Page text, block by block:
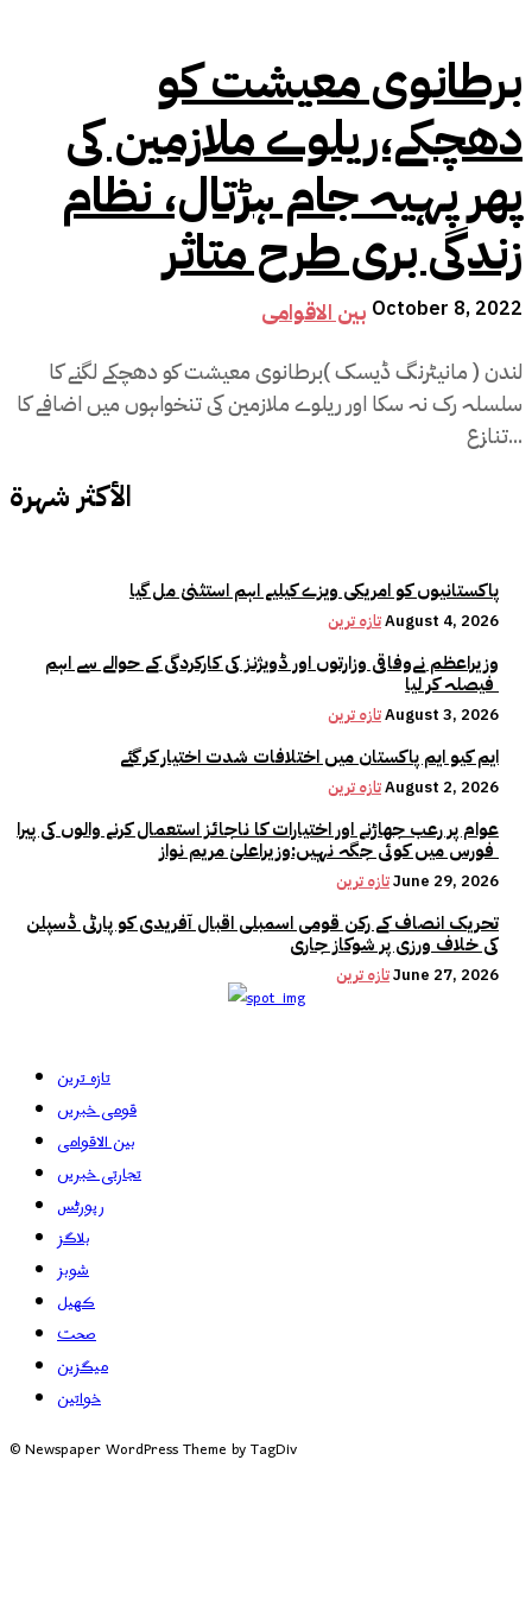
برطانوی معیشت کو
دھچکے،ریلوے ملازمین کی
پھر پہیہ جام ہڑتال، نظام
زندگی بری طرح متاثر
بین الاقوامی October 8, 2022
لندن ( مانیٹرنگ ڈیسک )برطانوی معیشت کو دھچکے لگنے کا
سلسلہ رک نہ سکا اور ریلوے ملازمین کی تنخواہوں میں اضافے کا
تنازع...
الأكثر شهرة
پاکستانیوں کو امریکی ویزے کیلیے اہم استثنیٰ مل گیا
تازہ ترینAugust 4, 2026
وزیراعظم نےوفاقی وزارتوں اور ڈویژنز کی کارکردگی کے حوالے سے اہم
تازہ ترینAugust 3, 2026
ایم کیو ایم پاکستان میں اختلافات شدت اختیار کر گئے
تازہ ترینAugust 2, 2026
عوام پر رعب جھاڑنے اور اختیارات کا ناجائز استعمال کرنے والوں کی پیرا
تازہ ترینJune 29, 2026
تحریک انصاف کے رکن قومی اسمبلی اقبال آفریدی کو پارٹی ڈسپلن
کی خلاف ورزی پر شوکاز جاری
تازہ ترینJune 27, 2026
تازہ ترین
قومی خبریں
بین الاقوامی
تجارتی خبریں
رپورٹس
بلاگز
شوبز
کھیل
صحت
میگزین
خواتین
© Newspaper WordPress Theme by TagDiv